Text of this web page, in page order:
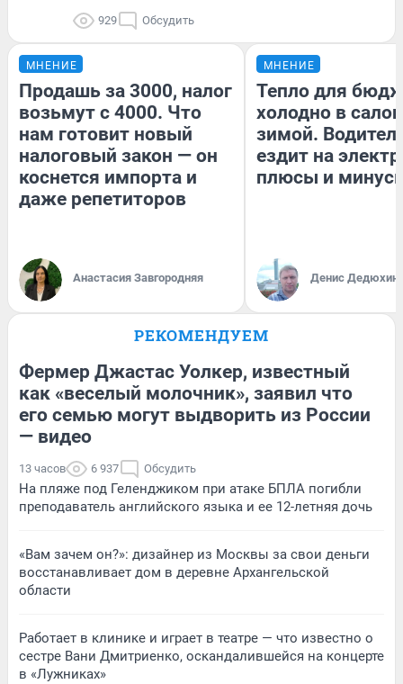
929 Обсудить
МНЕНИЕ
Продашь за 3000, налог
возьмут с 4000. Что
нам готовит новый
налоговый закон — он
коснется импорта и
даже репетиторов
Анастасия Завгородняя
МНЕНИЕ
Тепло для
холодно в
зимой.
ездит на
плюсы и
Денис Дедюхин
РЕКОМЕНДУЕМ
Фермер Джастас Уолкер, известный
как «веселый молочник», заявил что
его семью могут выдворить из России
— видео
13 часов 6 937 Обсудить
На пляже под Геленджиком при атаке БПЛА погибли
преподаватель английского языка и ее 12-летняя дочь
«Вам зачем он?»: дизайнер из Москвы за свои деньги
восстанавливает дом в деревне Архангельской
области
Работает в клинике и играет в театре — что известно о
сестре Вани Дмитриенко, оскандалившейся на концерте
в «Лужниках»